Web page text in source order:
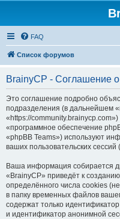
FAQ
Список форумов
BrainyCP - Соглашение
Это соглашение подробно
подразделения (в дальнейшем
«https://
«программное обеспечение
«phpBB Teams») используют
ваших пользовательских
Ваша информация собирается
«BrainyCP» приведёт к
определённого числа cookies
в папку временных файлов
содержат только
и идентификатор анонимной